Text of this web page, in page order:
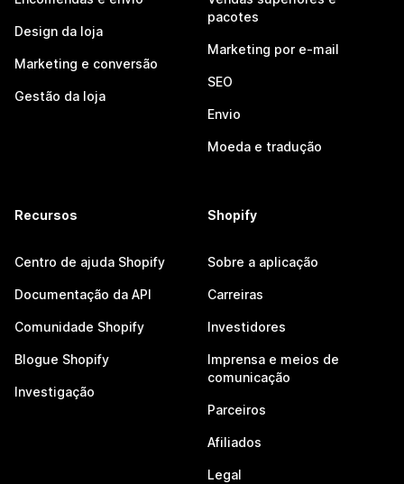
Design da loja
Marketing e conversão
Gestão da loja
pacotes
Marketing por e-mail
SEO
Envio
Moeda e tradução
Recursos
Centro de ajuda Shopify
Documentação da API
Comunidade Shopify
Blogue Shopify
Investigação
Shopify
Sobre a aplicação
Carreiras
Investidores
Imprensa e meios de
comunicação
Parceiros
Afiliados
Legal